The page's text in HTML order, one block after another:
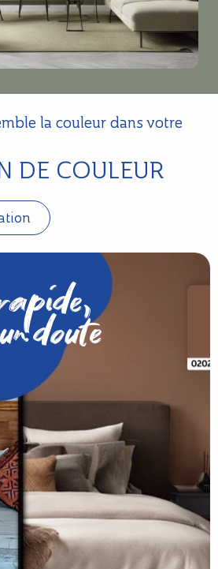
la couleur dans votre
DE COULEUR
doute